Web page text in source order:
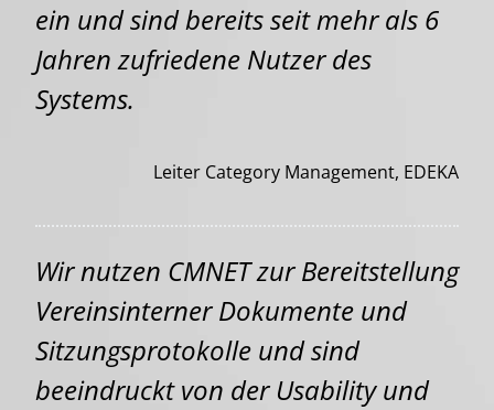
ein und sind bereits seit mehr als 6
Jahren zufriedene Nutzer des
Systems.
Leiter Category Management, EDEKA
Wir nutzen CMNET zur Bereitstellung
Vereinsinterner Dokumente und
Sitzungsprotokolle und sind
beeindruckt von der Usability und